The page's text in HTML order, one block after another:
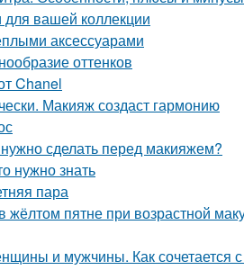
для вашей коллекции
аксессуарами
оттенков
Chanel
Макияж создаст гармонию
сделать перед макияжем?
нужно знать
пара
пятне при возрастной
и мужчины. Как сочетается